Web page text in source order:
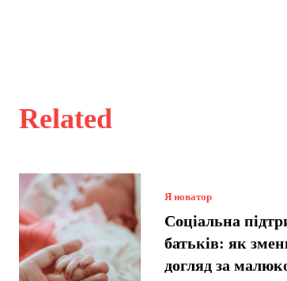
Related
Я новатор
Соціальна
батьків: як
догляд за